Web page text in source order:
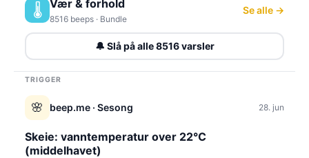
🌡️ Vær & forhold
8516 beeps · Bundle
Se alle →
🔔 Slå på alle 8516 varsler
TRIGGER
🌸 beep.me · Sesong 28. jun
Skeie: vanntemperatur over 22°C
(middelhavet)